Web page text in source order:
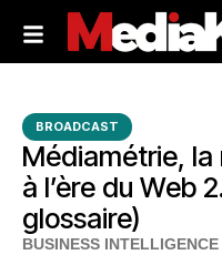
BROADCAST
Médiamétrie, la
à l’ère du Web
glossaire)
BUSINESS INTELLIGENCE